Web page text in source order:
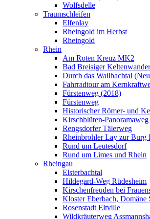
Wolfsdelle
Traumschleifen
Elfenlay
Rheingold im Herbst
Rheingold
Rhein
Am Roten Kreuz MK2
Bad Breisiger
Durch das Wallbachtal
Fahrradtour am
Fürstenweg (2018)
Fürstenweg
Historischer Römer- und
Kirschblüten-
Rengsdorfer Tälerweg
Rheinbrohler Lay zur Burg
Rund um Leutesdorf
Rund um Limes und Rhein
Rheingau
Elsterbachtal
Hildegard-Weg Rüdesheim
Kirschenfreuden bei
Kloster Eberbach, Domäne
Rosenstadt Eltville
Wildkräuterweg